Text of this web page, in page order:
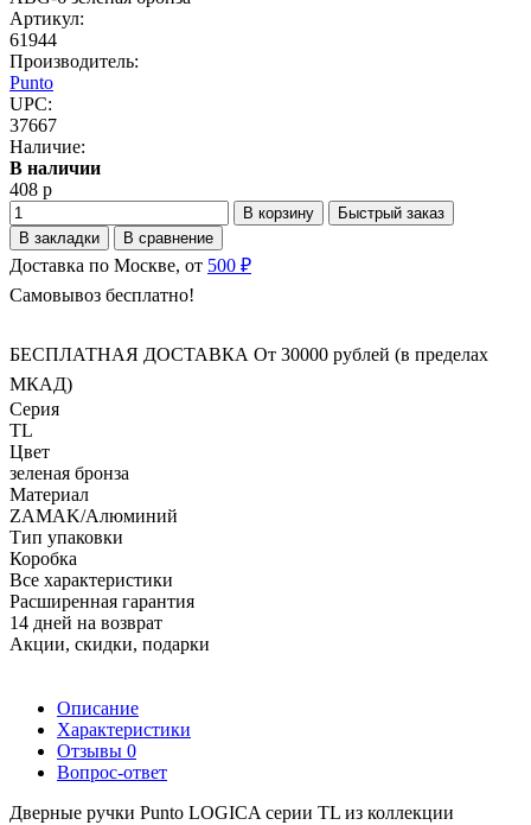
Артикул:
61944
Производитель:
Punto
UPC:
37667
Наличие:
В наличии
408 р
В корзину
Быстрый заказ
В закладки
В сравнение
Доставка по Москве, от 500 ₽
Самовывоз бесплатно!
БЕСПЛАТНАЯ ДОСТАВКА От 30000 рублей (в пределах
МКАД)
Серия
TL
Цвет
зеленая бронза
Материал
ZAMAK/Алюминий
Тип упаковки
Коробка
Все характеристики
Расширенная гарантия
14 дней на возврат
Акции, скидки, подарки
Описание
Характеристики
Отзывы 0
Вопрос-ответ
Дверные ручки Punto LOGICA серии TL из коллекции